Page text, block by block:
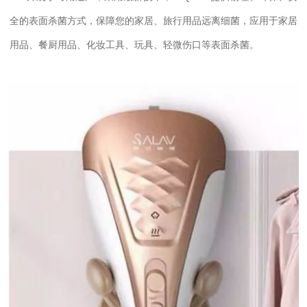
全的表面杀菌方式，保障您的家居、旅行用品远离细菌，应用于家居
用品、餐厨用品、化妆工具、玩具、轻微伤口等表面杀菌。